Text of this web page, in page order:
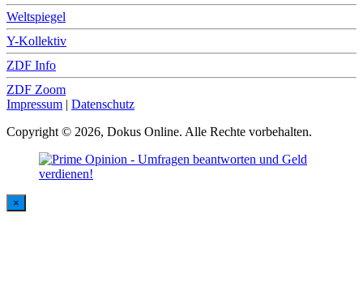
Weltspiegel
Y-Kollektiv
ZDF Info
ZDF Zoom
Impressum | Datenschutz
Copyright © 2026, Dokus Online. Alle Rechte vorbehalten.
×